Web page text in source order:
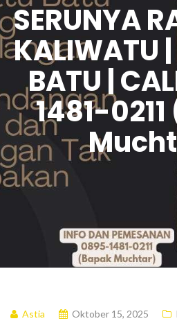
SERUNYA
KALIWATU
BATU |
1481-
Astia Oktober 15, 2025